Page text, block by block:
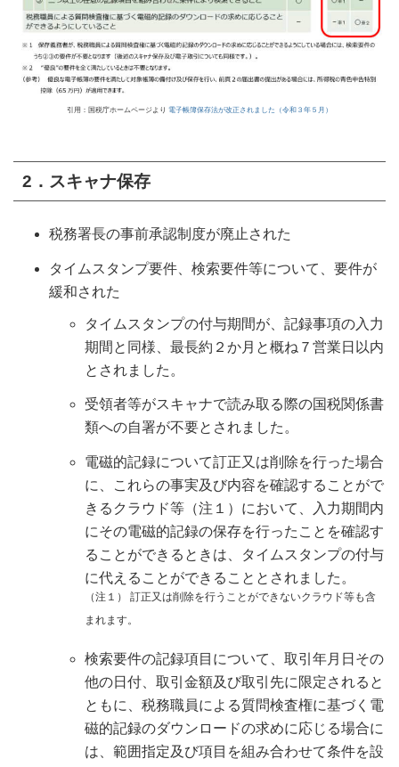
引用：国税庁ホームページより 電子帳簿保存法が改正されました（令和３年５月）
2．スキャナ保存
税務署長の事前承認制度が廃止された
タイムスタンプ要件、検索要件等について、要件が
緩和された
タイムスタンプの付与期間が、記録事項の入力
期間と同様、最長約２か月と概ね７営業日以内
とされました。
受領者等がスキャナで読み取る際の国税関係書
類への自署が不要とされました。
電磁的記録について訂正又は削除を行った場合
に、これらの事実及び内容を確認することがで
きるクラウド等（注１）において、入力期間内
にその電磁的記録の保存を行ったことを確認す
ることができるときは、タイムスタンプの付与
に代えることができることとされました。
（注１） 訂正又は削除を行うことができないクラウド等も含
まれます。
検索要件の記録項目について、取引年月日その
他の日付、取引金額及び取引先に限定されると
ともに、税務職員による質問検査権に基づく電
磁的記録のダウンロードの求めに応じる場合に
は、範囲指定及び項目を組み合わせて条件を設